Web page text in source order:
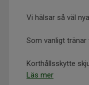
Vi hälsar så väl
Som vanligt tränar
Korthållsskytte
Läs mer